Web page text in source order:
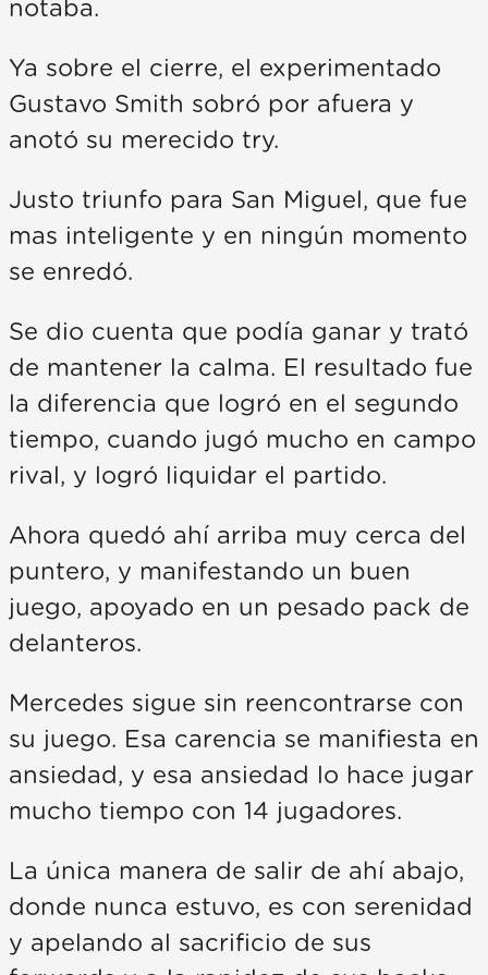
notaba.
Ya sobre el cierre, el experimentado
Gustavo Smith sobró por afuera y
anotó su merecido try.
Justo triunfo para San Miguel, que fue
mas inteligente y en ningún momento
se enredó.
Se dio cuenta que podía ganar y trató
de mantener la calma. El resultado fue
la diferencia que logró en el segundo
tiempo, cuando jugó mucho en campo
rival, y logró liquidar el partido.
Ahora quedó ahí arriba muy cerca del
puntero, y manifestando un buen
juego, apoyado en un pesado pack de
delanteros.
Mercedes sigue sin reencontrarse con
su juego. Esa carencia se manifiesta en
ansiedad, y esa ansiedad lo hace jugar
mucho tiempo con 14 jugadores.
La única manera de salir de ahí abajo,
donde nunca estuvo, es con serenidad
y apelando al sacrificio de sus